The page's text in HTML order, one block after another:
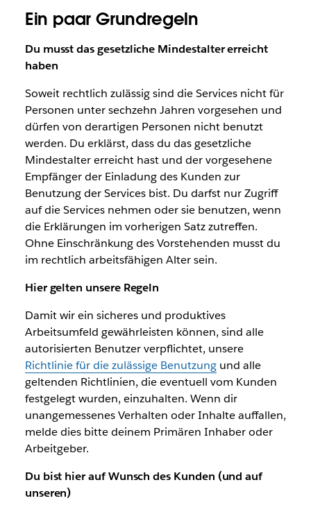
Ein paar Grundregeln
Du musst das gesetzliche Mindestalter erreicht
haben
Soweit rechtlich zulässig sind die Services nicht für
Personen unter sechzehn Jahren vorgesehen und
dürfen von derartigen Personen nicht benutzt
werden. Du erklärst, dass du das gesetzliche
Mindestalter erreicht hast und der vorgesehene
Empfänger der Einladung des Kunden zur
Benutzung der Services bist. Du darfst nur Zugriff
auf die Services nehmen oder sie benutzen, wenn
die Erklärungen im vorherigen Satz zutreffen.
Ohne Einschränkung des Vorstehenden musst du
im rechtlich arbeitsfähigen Alter sein.
Hier gelten unsere Regeln
Damit wir ein sicheres und produktives
Arbeitsumfeld gewährleisten können, sind alle
autorisierten Benutzer verpflichtet, unsere
Richtlinie für die zulässige Benutzungund alle
geltenden Richtlinien, die eventuell vom Kunden
festgelegt wurden, einzuhalten. Wenn dir
unangemessenes Verhalten oder Inhalte auffallen,
melde dies bitte deinem Primären Inhaber oder
Arbeitgeber.
Du bist hier auf Wunsch des Kunden (und auf
unseren)